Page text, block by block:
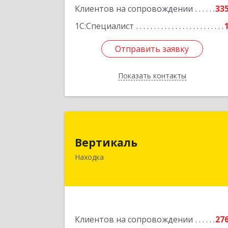
Клиентов на сопровождении
1С:Специалист
1
Отправить заявку
Показать контакты
Отправить заявку
Назад
Вертикаль
Находка
Клиентов на сопровождении
692928, Приморский край, Находка г,